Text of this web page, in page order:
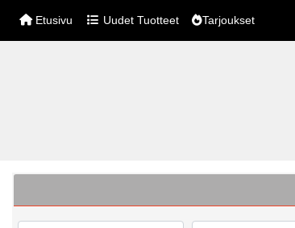
Etusivu Uudet Tuotteet Tarjoukset